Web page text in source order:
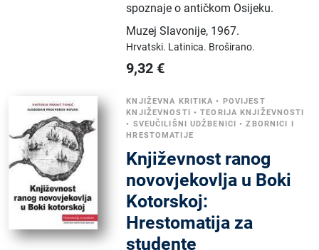
spoznaje o antičkom Osijeku.
Muzej Slavonije, 1967.
Hrvatski. Latinica. Broširano.
9,32 €
KNJIŽEVNA KRITIKA • POVIJEST
KNJIŽEVNOSTI •TEORIJA KNJIŽEVNOSTI
• SVEUČILIŠNI UDŽBENICI •ZBORNICI I
HRESTOMATIJE
Književnost ranog
novovjekovlja u Boki
Kotorskoj:
Hrestomatija za
studente